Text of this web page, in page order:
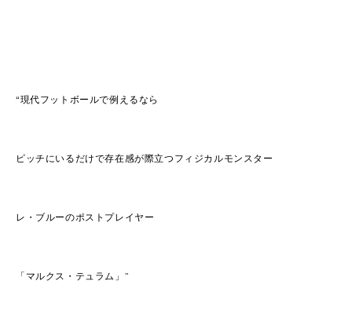
“現代フットボールで例えるなら
ピッチにいるだけで存在感が際立つフィジカルモンスター
レ・ブルーのポストプレイヤー
「マルクス・テュラム」”